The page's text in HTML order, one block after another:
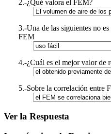
2.-¿Qué valora el FEM?
3.-Una de las siguientes no
FEM
4.-¿Cuál es el mejor valor de
5.-Sobre la correlación entre
Ver la Respuesta